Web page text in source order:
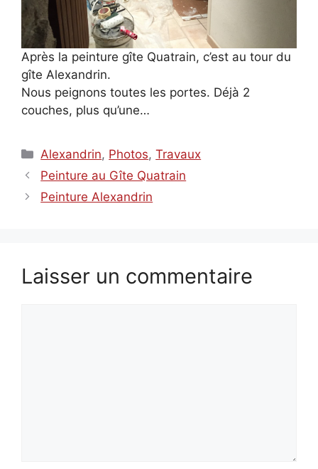
Après la peinture gîte Quatrain, c’est au tour du
gîte Alexandrin.
Nous peignons toutes les portes. Déjà 2
couches, plus qu’une…
Catégories
Alexandrin, Photos,Travaux
Peinture au Gîte Quatrain
Peinture Alexandrin
Laisser un commentaire